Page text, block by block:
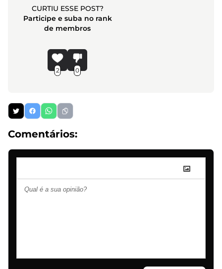
CURTIU ESSE POST?
Participe e suba no rank
de membros
2 0
Comentários: